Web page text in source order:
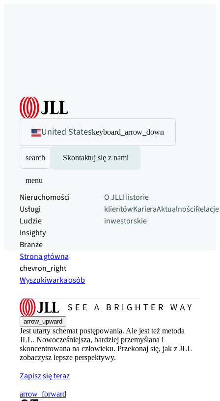
United Stateskeyboard_arrow_down
search Skontaktuj się z nami
menu
Nieruchomości
Usługi
Ludzie
Insighty
Branże
O JLLHistorie
klientówKarieraAktualnościRelacje
inwestorskie
Strona główna
chevron_right
Wyszukiwarka osób
arrow_upward
Jest utarty schemat postępowania. Ale jest też metoda
JLL. Nowocześniejsza, bardziej przemyślana i
skoncentrowana na człowieku. Przekonaj się, jak z JLL
zobaczysz lepsze perspektywy.
Zapisz się teraz
arrow_forward